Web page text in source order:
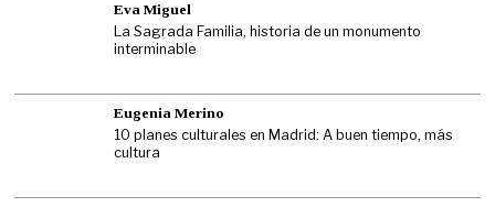
Eva Miguel
La Sagrada Familia, historia de un monumento
interminable
Eugenia Merino
10 planes culturales en Madrid: A buen tiempo, más
cultura